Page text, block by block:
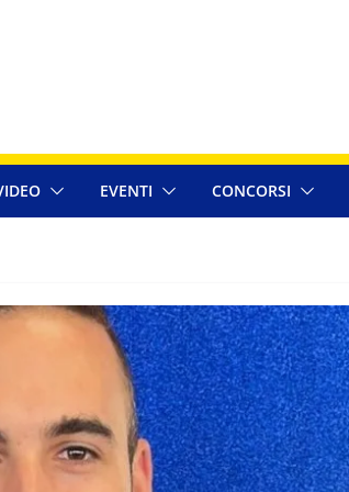
EVENTI CONCORSI